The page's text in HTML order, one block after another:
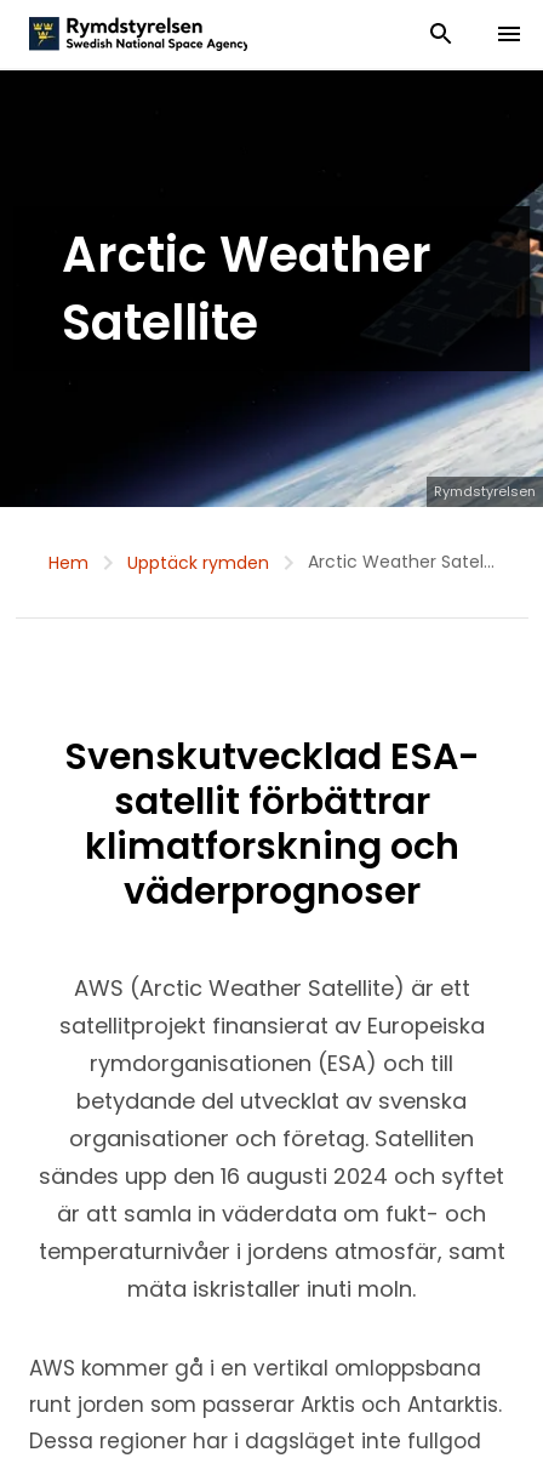
Visa och dölj
Visa
Rymdstyrelsen
Arctic Weather
Satellite
Hem Upptäck rymden Arctic Weather Satel...
Svenskutvecklad ESA-
satellit förbättrar
klimatforskning och
väderprognoser
AWS (Arctic Weather Satellite) är ett
satellitprojekt finansierat av Europeiska
rymdorganisationen (ESA) och till
betydande del utvecklat av svenska
organisationer och företag. Satelliten
sändes upp den 16 augusti 2024 och syftet
är att samla in väderdata om fukt- och
temperaturnivåer i jordens atmosfär, samt
mäta iskristaller inuti moln.
AWS kommer gå i en vertikal omloppsbana
runt jorden som passerar Arktis och Antarktis.
Dessa regioner har i dagsläget inte fullgod